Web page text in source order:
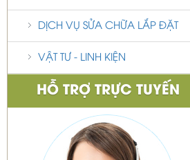
DỊCH VỤ SỬA CHỮA LẮP ĐẶT
VẬT TƯ - LINH KIỆN
HỖ TRỢ TRỰC TUYẾN